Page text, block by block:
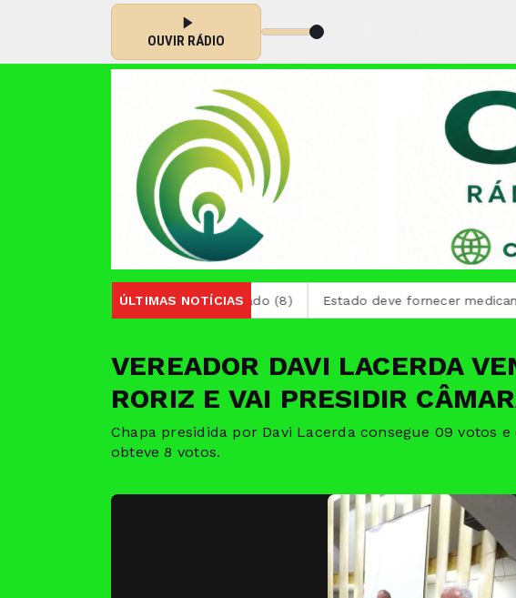
OUVIR RÁDIO
Tocando agora: Bailão sertanejo - Parte 2
ÚLTIMAS NOTÍCIAS
de Minas Gerais neste sábado (8) Estado deve fornecer
VEREADOR DAVI LACERDA
RORIZ E VAI PRESIDIR
Chapa presidida por Davi Lacerda consegue 09 votos
obteve 8 votos.